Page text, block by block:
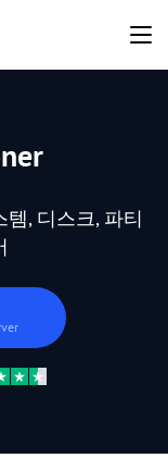
, 디스크, 파티